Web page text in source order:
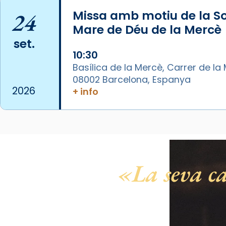
tingut lloc la missa d’acció de
gràcies en agraïment al comitè
apostòlica del Sant Pare Lleó XIV
a Barcelona, i als col·laboradors,
a la Catedral de Barcelona.
24
set.
2026
Missa amb motiu de la
Mare de Déu de la Mercè
10:30
Basílica de la Mercè, Carrer de la
08002 Barcelona, Espanya
+ info
La seva